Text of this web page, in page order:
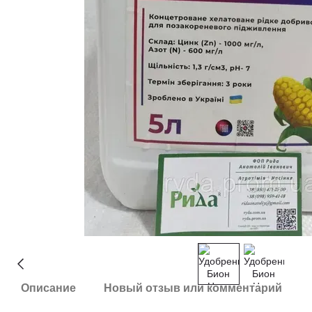
Описание Новый отзыв или комментарий